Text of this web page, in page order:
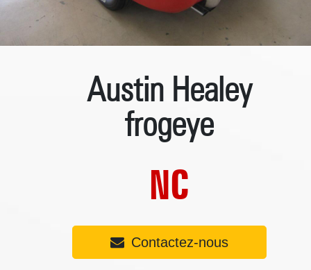
Austin Healey
frogeye
NC
Contactez-nous